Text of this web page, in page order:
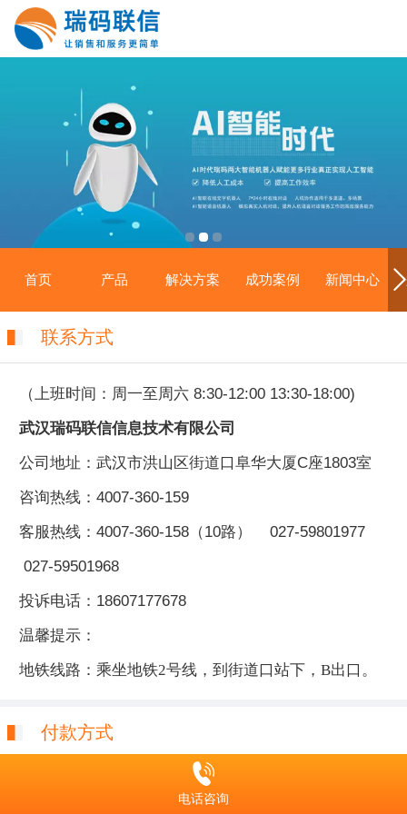
首页 产品 解决方案 成功案例 新闻中心
联系方式
（上班时间：周一至周六 8:30-12:00 13:30-18:00)
武汉瑞码联信信息技术有限公司
公司地址：武汉市洪山区街道口阜华大厦C座1803室
咨询热线：4007-360-159
客服热线：4007-360-158（10路） 027-59801977
027-59501968
投诉电话：18607177678
温馨提示：
地铁线路：乘坐地铁2号线，到街道口站下，B出口。
付款方式
武汉市内客户，可免费送货上门，亦欢迎到我公司当
电话咨询